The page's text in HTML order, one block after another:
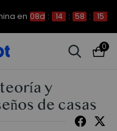
en 08d : 14 : 58 : 14
0
y
de casas